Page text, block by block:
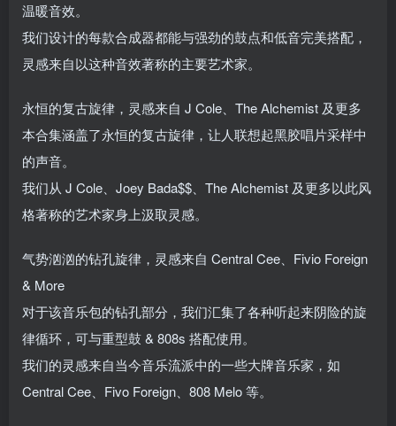
温暖音效。
我们设计的每款合成器都能与强劲的鼓点和低音完美搭配，
灵感来自以这种音效著称的主要艺术家。
永恒的复古旋律，灵感来自 J Cole、The Alchemist 及更多
本合集涵盖了永恒的复古旋律，让人联想起黑胶唱片采样中
的声音。
我们从 J Cole、Joey Bada$$、The Alchemist 及更多以此风
格著称的艺术家身上汲取灵感。
气势汹汹的钻孔旋律，灵感来自 Central Cee、Fivio Foreign
& More
对于该音乐包的钻孔部分，我们汇集了各种听起来阴险的旋
律循环，可与重型鼓 & 808s 搭配使用。
我们的灵感来自当今音乐流派中的一些大牌音乐家，如
Central Cee、Fivo Foreign、808 Melo 等。